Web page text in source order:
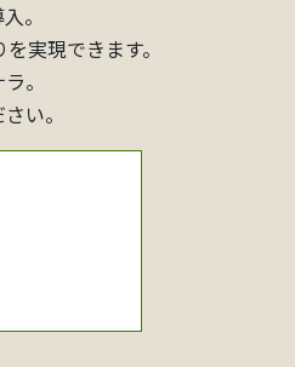
。
実現できます。
。
い。